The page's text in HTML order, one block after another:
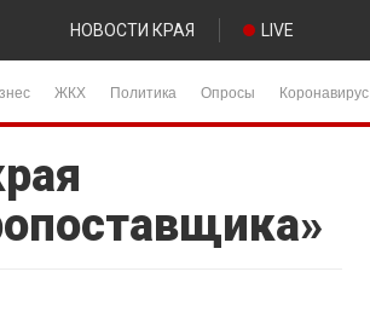
НОВОСТИ КРАЯ LIVE
ЖКХ Политика Опросы Коронавирус